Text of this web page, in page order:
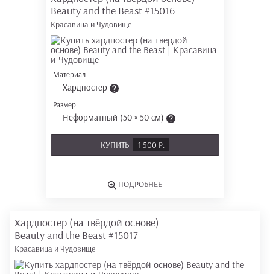
Beauty and the Beast #15016
Красавица и Чудовище
Материал
Хардпостер
Размер
Неформатный (50 × 50 см)
КУПИТЬ 1 500 Р.
ПОДРОБНЕЕ
Хардпостер (на твёрдой основе)
Beauty and the Beast #15017
Красавица и Чудовище